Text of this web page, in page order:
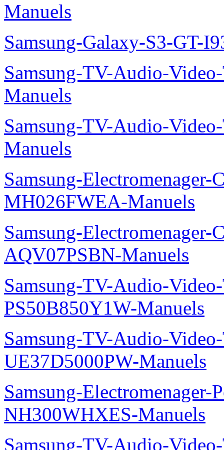
Manuels
Samsung-Galaxy-S3-GT-
Samsung-TV-Audio-
Manuels
Samsung-TV-Audio-
Manuels
Samsung-Electromenager-
MH026FWEA-Manuels
Samsung-Electromenager-
AQV07PSBN-Manuels
Samsung-TV-Audio-
PS50B850Y1W-Manuels
Samsung-TV-Audio-
UE37D5000PW-Manuels
Samsung-
NH300WHXES-Manuels
Samsung-TV-Audio-